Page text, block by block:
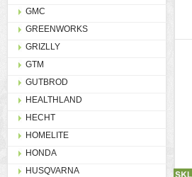
GMC
GREENWORKS
GRIZLLY
GTM
GUTBROD
HEALTHLAND
HECHT
HOMELITE
HONDA
HUSQVARNA